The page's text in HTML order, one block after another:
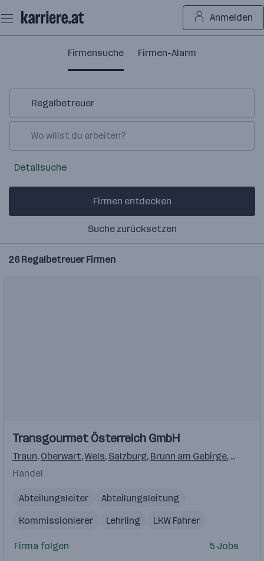
Seiteninhalt
springen
Anmelden
Firmensuche Firmen-Alarm
26 RegalbetreuerFirmen
Einblicke
Transgourmet Österreich GmbH
Traun, Oberwart,Wels, Salzburg, Brunn am Gebirge, Bruck
Handel
Abteilungsleiter
Abteilungsleitung
Kommissionierer
Lehrling LKW Fahrer
Firma folgen 5 Jobs
Detailsuche
Firmen entdecken
Suche zurücksetzen